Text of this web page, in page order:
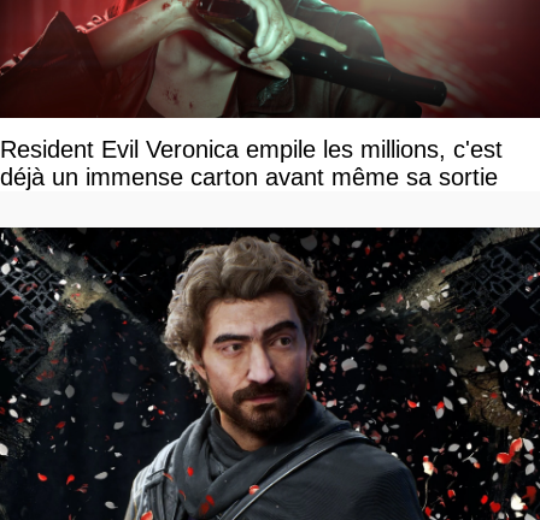
Resident Evil Veronica empile les millions, c'est
déjà un immense carton avant même sa sortie